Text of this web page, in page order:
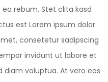
rebum. Stet clita kasd
est Lorem ipsum dolor
consetetur sadipscing
invidunt ut labore et
diam voluptua. At vero eos